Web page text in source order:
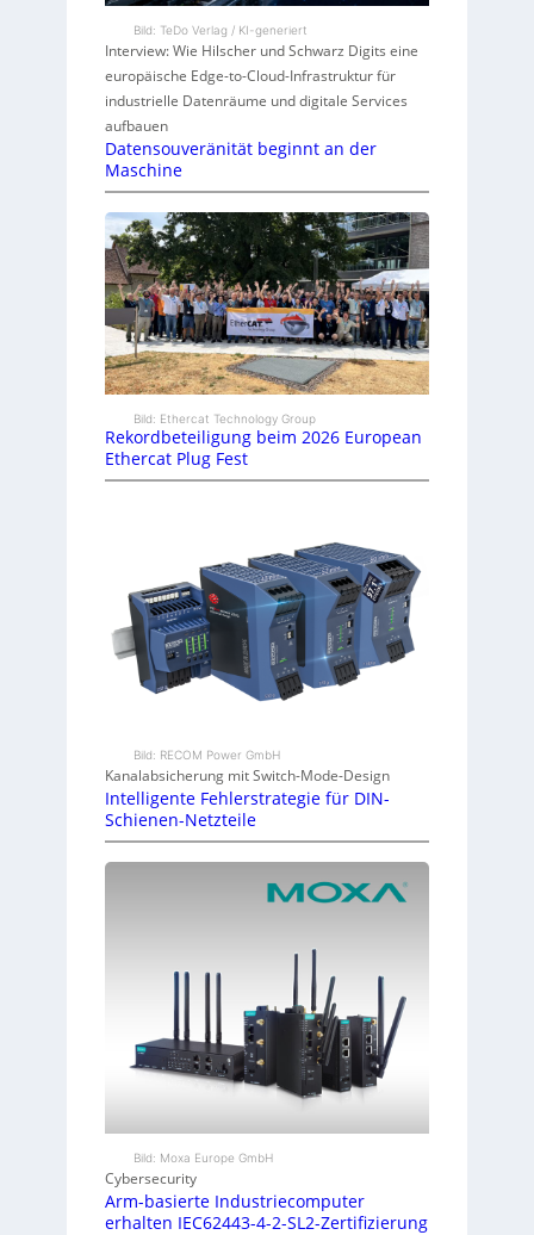
Bild: TeDo Verlag / KI-generiert
Interview: Wie Hilscher und Schwarz Digits eine
europäische Edge-to-Cloud-Infrastruktur für
industrielle Datenräume und digitale Services
aufbauen
Datensouveränität beginnt an der
Maschine
Bild: Ethercat Technology Group
Rekordbeteiligung beim 2026 European
Ethercat Plug Fest
Bild: RECOM Power GmbH
Kanalabsicherung mit Switch-Mode-Design
Intelligente Fehlerstrategie für DIN-
Schienen-Netzteile
Bild: Moxa Europe GmbH
Cybersecurity
Arm-basierte Industriecomputer
erhalten IEC62443-4-2-SL2-Zertifizierung